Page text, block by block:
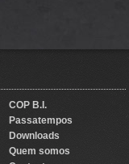
COP B.I.
Passatempos
Downloads
Quem somos